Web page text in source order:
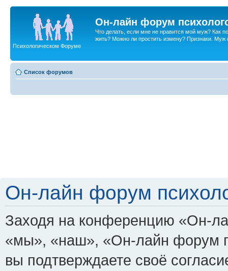
Он-лайн форум
Что делать, если мне не нравится мой муж? Как
жить? Можно ли простить измену? Признаки. Муж
Психологическом Форуме
Список форумов
Он-лайн форум
Заходя на конференцию «Он-
«мы», «наш», «Он-лайн форум
вы подтверждаете своё